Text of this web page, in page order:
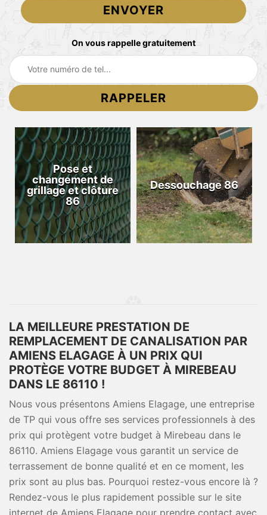
On vous rappelle gratuitement
Pose et
changement de
grillage et clôture
86
Dessouchage 86
LA MEILLEURE PRESTATION DE
REMPLACEMENT DE CANALISATION PAR
AMIENS ELAGAGE À UN PRIX QUI
PROTÈGE VOTRE BUDGET À MIREBEAU
DANS LE 86110 !
Nous vous présentons Amiens Elagage, une entreprise
de TP qui vous offre ses services professionnels à des
prix qui protègent votre budget à Mirebeau dans le
86110. Amiens Elagage vous garantit un service de
terrassement de bonne qualité et en ce moment, les
prix sont au plus bas. Pourquoi restez-vous encore là ?
Rendez-vous le plus rapidement possible sur le site
internet de Amiens Elagage pour prendre contact avec